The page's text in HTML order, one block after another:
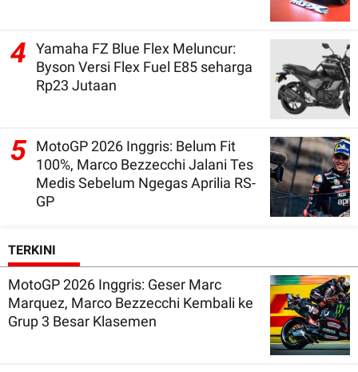
4
Yamaha FZ Blue Flex Meluncur:
Byson Versi Flex Fuel E85 seharga
Rp23 Jutaan
5 MotoGP 2026 Inggris: Belum Fit
100%, Marco Bezzecchi Jalani Tes
Medis Sebelum Ngegas Aprilia RS-
GP
TERKINI
MotoGP 2026 Inggris: Geser Marc
Marquez, Marco Bezzecchi Kembali ke
Grup 3 Besar Klasemen